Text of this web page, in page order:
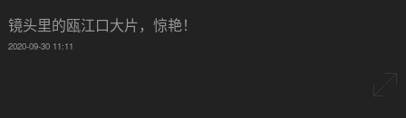
镜头里的瓯江口大片，惊艳！
2020-09-30 11:11